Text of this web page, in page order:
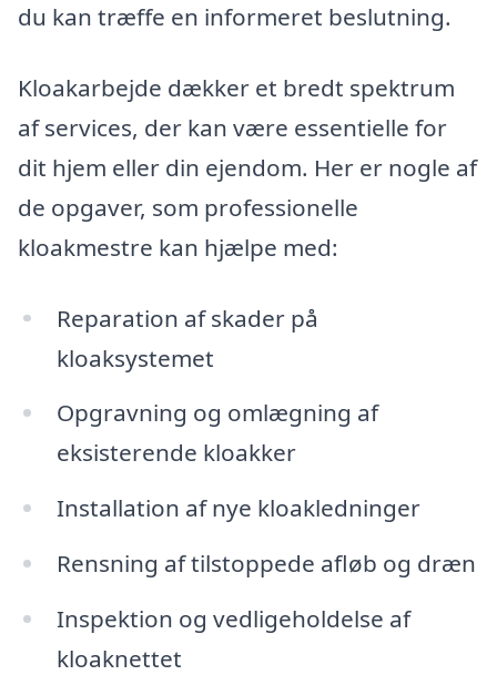
du kan træffe en informeret beslutning.
Kloakarbejde dækker et bredt spektrum
af services, der kan være essentielle for
dit hjem eller din ejendom. Her er nogle af
de opgaver, som professionelle
kloakmestre kan hjælpe med:
Reparation af skader på
kloaksystemet
Opgravning og omlægning af
eksisterende kloakker
Installation af nye kloakledninger
Rensning af tilstoppede afløb og dræn
Inspektion og vedligeholdelse af
kloaknettet